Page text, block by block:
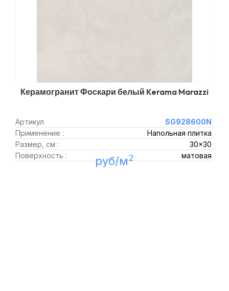
Керамогранит Фоскари белый Kerama Marazzi
Артикул
SG928600N
Применение :
Напольная плитка
Размер, см :
30x30
Поверхность :
матовая
руб/м2